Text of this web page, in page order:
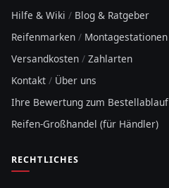
Hilfe & Wiki / Blog & Ratgeber
Reifenmarken / Montagestationen
Versandkosten / Zahlarten
Kontakt / Über uns
Ihre Bewertung zum Bestellablauf
Reifen-Großhandel (für Händler)
RECHTLICHES